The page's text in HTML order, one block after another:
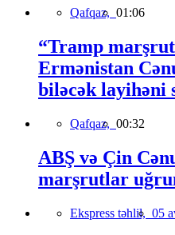
Qafqaz, 01:06
“Tramp
Ermənistan
biləcək
Qafqaz, 00:32
ABŞ və Çin
marşrutlar
Ekspress təhlil, 05